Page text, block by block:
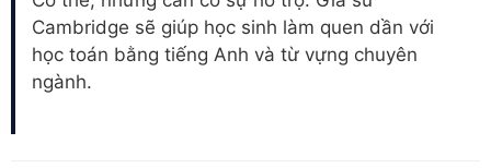
Cambridge sẽ giúp học sinh làm quen dần với
học toán bằng tiếng Anh và từ vựng chuyên
ngành.